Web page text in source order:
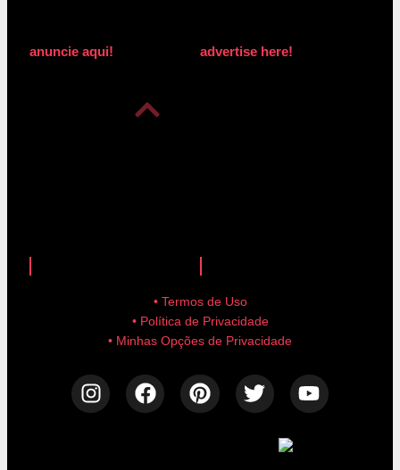
anuncie aqui! advertise here!
• Termos de Uso
• Política de Privacidade
• Minhas Opções de Privacidade